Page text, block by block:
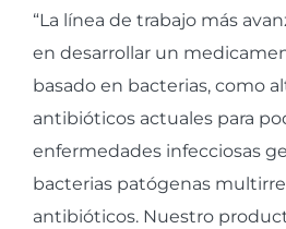
“La línea de trabajo más
en desarrollar un
basado en bacterias, como
antibióticos actuales para
enfermedades infecciosas
bacterias patógenas
antibióticos. Nuestro